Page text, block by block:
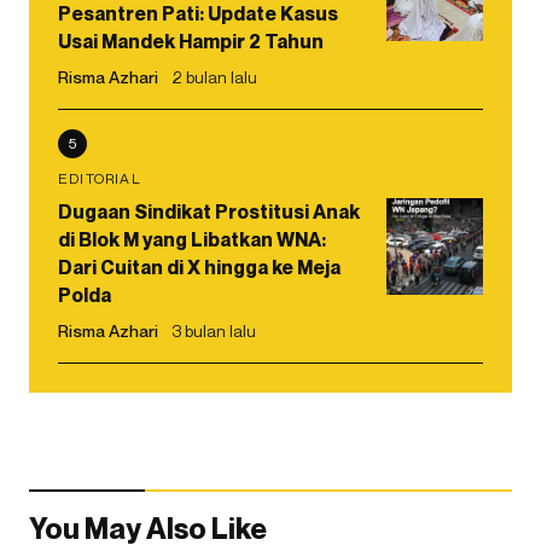
Pesantren Pati: Update Kasus
Usai Mandek Hampir 2 Tahun
Risma Azhari 2 bulan lalu
5
EDITORIAL
Dugaan Sindikat Prostitusi Anak
di Blok M yang Libatkan WNA:
Dari Cuitan di X hingga ke Meja
Polda
Risma Azhari 3 bulan lalu
You May Also Like